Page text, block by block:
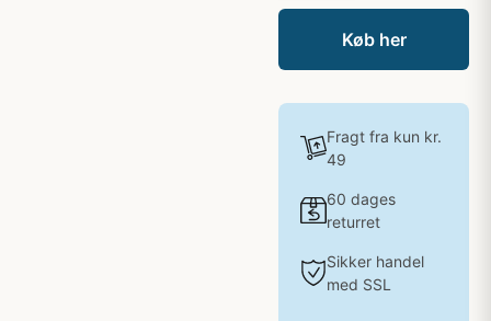
Køb her
Fragt fra kun kr.
49
60 dages
returret
Sikker handel
med SSL